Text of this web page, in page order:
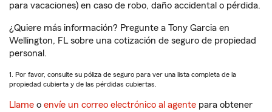
para vacaciones) en caso de robo, daño accidental o pérdida.
¿Quiere más información? Pregunte a Tony Garcia en
Wellington, FL sobre una cotización de seguro de propiedad
personal.
1. Por favor, consulte su póliza de seguro para ver una lista completa de la
propiedad cubierta y de las pérdidas cubiertas.
Llame o envíe un correo electrónico al agente para obtener